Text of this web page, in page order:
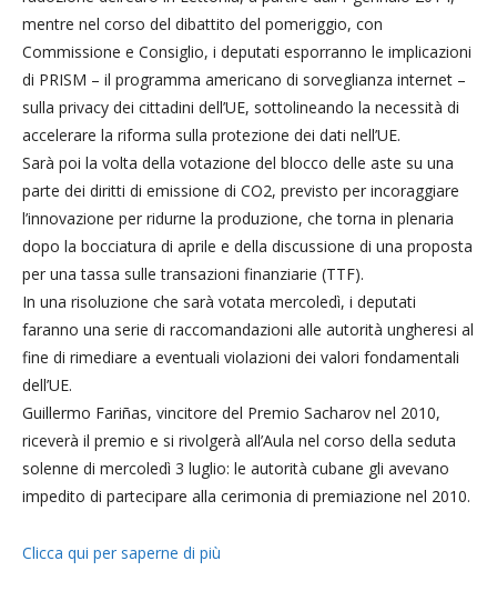
mentre nel corso del dibattito del pomeriggio, con
Commissione e Consiglio, i deputati esporranno le implicazioni
di PRISM – il programma americano di sorveglianza internet –
sulla privacy dei cittadini dell’UE, sottolineando la necessità di
accelerare la riforma sulla protezione dei dati nell’UE.
Sarà poi la volta della votazione del blocco delle aste su una
parte dei diritti di emissione di CO2, previsto per incoraggiare
l’innovazione per ridurne la produzione, che torna in plenaria
dopo la bocciatura di aprile e della discussione di una proposta
per una tassa sulle transazioni finanziarie (TTF).
In una risoluzione che sarà votata mercoledì, i deputati
faranno una serie di raccomandazioni alle autorità ungheresi al
fine di rimediare a eventuali violazioni dei valori fondamentali
dell’UE.
Guillermo Fariñas, vincitore del Premio Sacharov nel 2010,
riceverà il premio e si rivolgerà all’Aula nel corso della seduta
solenne di mercoledì 3 luglio: le autorità cubane gli avevano
impedito di partecipare alla cerimonia di premiazione nel 2010.
Clicca qui per saperne di più